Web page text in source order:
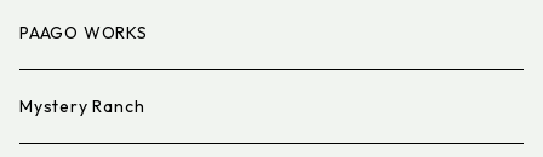
PAAGO WORKS
Mystery Ranch